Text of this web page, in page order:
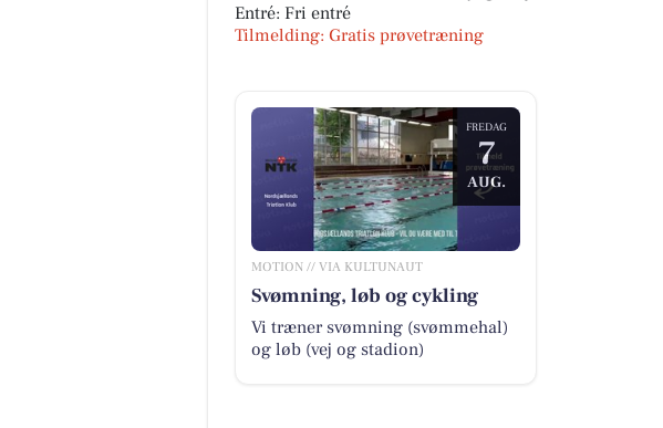
Entré: Fri entré
Tilmelding: Gratis prøvetræning
FREDAG
7
AUG.
MOTION // VIA KULTUNAUT
Svømning, løb og cykling
Vi træner svømning (svømmehal)
og løb (vej og stadion)